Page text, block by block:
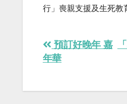
行」喪親支援及生死教
Post
navigation
預訂好晚年 嘉
年華